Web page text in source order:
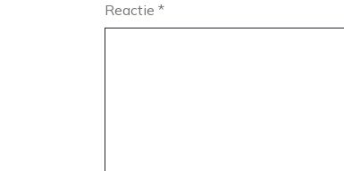
Reactie *